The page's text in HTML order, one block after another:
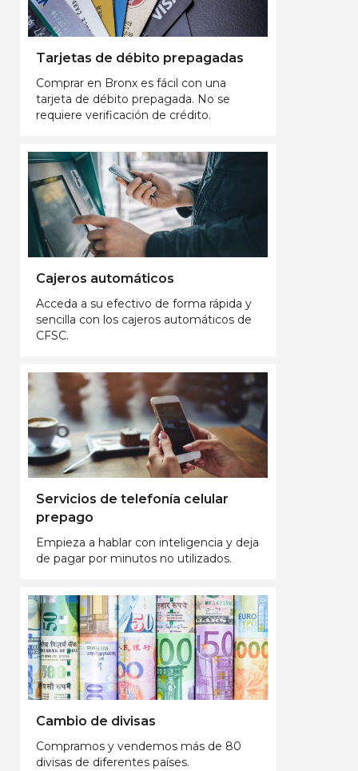
Tarjetas de débito prepagadas
Comprar en Bronx es fácil con una
tarjeta de débito prepagada. No se
requiere verificación de crédito.
Cajeros automáticos
Acceda a su efectivo de forma rápida y
sencilla con los cajeros automáticos de
CFSC.
Servicios de telefonía celular
prepago
Empieza a hablar con inteligencia y deja
de pagar por minutos no utilizados.
Cambio de divisas
Compramos y vendemos más de 80
divisas de diferentes países.